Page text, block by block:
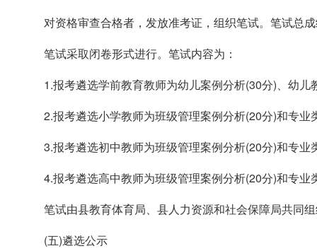
对资格审查合格者，发放准考证，组织笔试。笔试总
笔试采取闭卷形式进行。笔试内容为：
1.报考遴选学前教育教师为幼儿案例分析(30分)、幼
2.报考遴选小学教师为班级管理案例分析(20分)和专业
3.报考遴选初中教师为班级管理案例分析(20分)和专业
4.报考遴选高中教师为班级管理案例分析(20分)和专业
笔试由县教育体育局、县人力资源和社会保障局共同
(五)遴选公示